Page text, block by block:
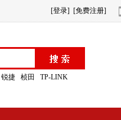
[登录] [免费注册]
锐捷 桢田 TP-LINK